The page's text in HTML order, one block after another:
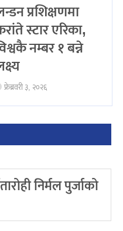
प्रशिक्षणमा
स्टार एरिका,
नम्बर १ बन्ने
फ्रेब्रवरी ३, २०२६
निर्मल पुर्जाको